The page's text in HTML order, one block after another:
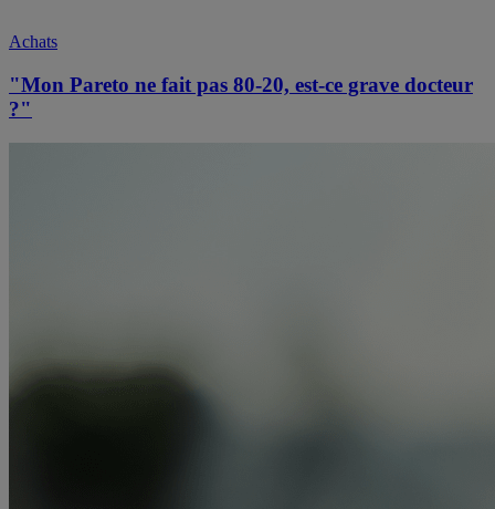
Achats
"Mon Pareto ne fait pas 80-20, est-ce grave docteur
?"